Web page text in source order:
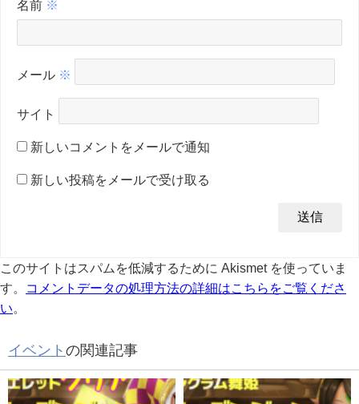
名前 ※
メール ※
サイト
新しいコメントをメールで通知
新しい投稿をメールで受け取る
このサイトはスパムを低減するために Akismet を使っていま
す。
コメントデータの処理方法の詳細はこちらをご覧くださ
い
イベント の関連記事